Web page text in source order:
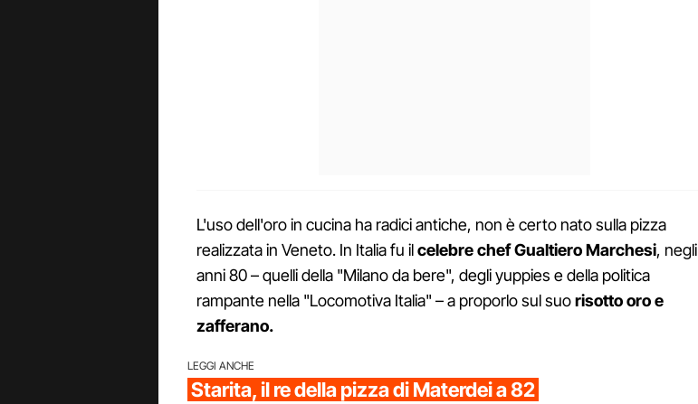
L'uso dell'oro in cucina ha radici antiche, non è certo nato sulla pizza
realizzata in Veneto. In Italia fu ilcelebre chef Gualtiero Marchesi, negli
anni 80 – quelli della "Milano da bere", degli yuppies e della politica
rampante nella "Locomotiva Italia" – a proporlo sul suorisotto oro e
zafferano.
LEGGI ANCHE
Starita, il re della pizza di Materdei a 82